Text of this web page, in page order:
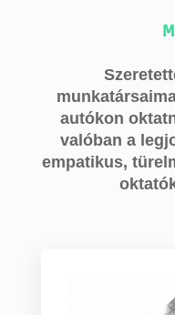
autókon
valóban a
empatikus,